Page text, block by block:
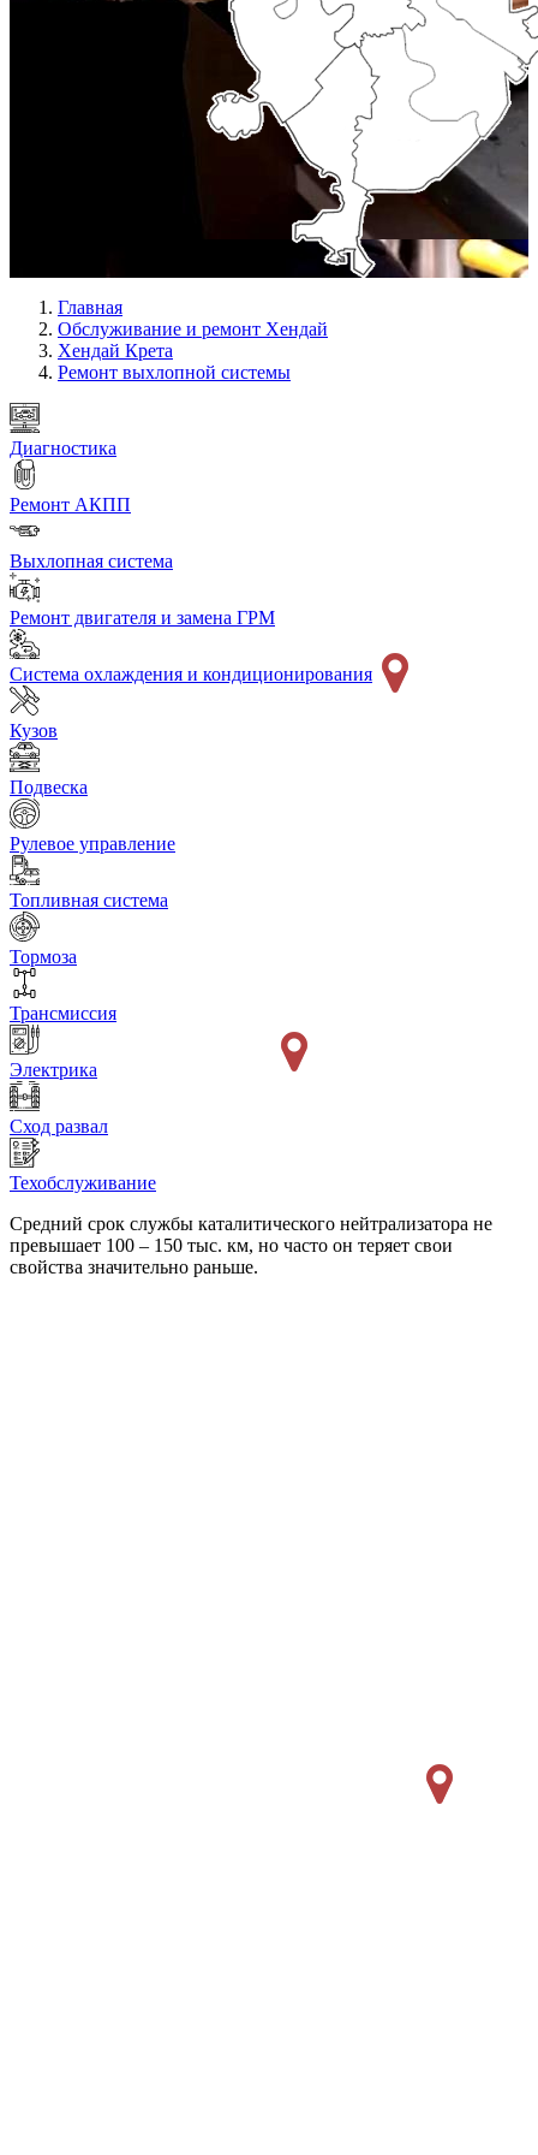
Главная
Обслуживание и ремонт Хендай
Хендай Крета
Ремонт выхлопной системы
Диагностика
Ремонт АКПП
Выхлопная система
Ремонт двигателя и замена ГРМ
Система охлаждения и кондиционирования
Кузов
Подвеска
Рулевое управление
Топливная система
Тормоза
Трансмиссия
Электрика
Сход развал
Техобслуживание
Средний срок службы каталитического нейтрализатора не
превышает 100 – 150 тыс. км, но часто он теряет свои
свойства значительно раньше.